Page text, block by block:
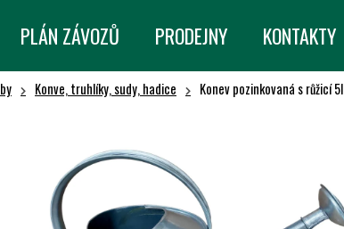
PLÁN ZÁVOZŮ PRODEJNY KONTAKTY
Konve, truhlíky, sudy, hadice Konev pozinkovaná s růžicí 5l
CO POTŘEBUJETE NAJÍT?